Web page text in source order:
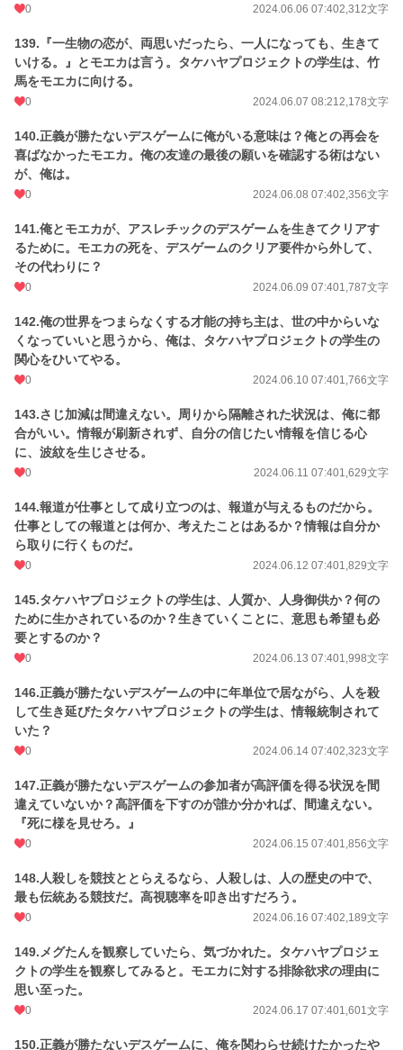
0 2024.06.06 07:402,312文字
139.『一生物の恋が、両思いだったら、一人になっても、生きて
いける。』とモエカは言う。タケハヤプロジェクトの学生は、竹
馬をモエカに向ける。
0 2024.06.07 08:212,178文字
140.正義が勝たないデスゲームに俺がいる意味は？俺との再会を
喜ばなかったモエカ。俺の友達の最後の願いを確認する術はない
が、俺は。
0 2024.06.08 07:402,356文字
141.俺とモエカが、アスレチックのデスゲームを生きてクリアす
るために。モエカの死を、デスゲームのクリア要件から外して、
その代わりに？
0 2024.06.09 07:401,787文字
142.俺の世界をつまらなくする才能の持ち主は、世の中からいな
くなっていいと思うから、俺は、タケハヤプロジェクトの学生の
関心をひいてやる。
0 2024.06.10 07:401,766文字
143.さじ加減は間違えない。周りから隔離された状況は、俺に都
合がいい。情報が刷新されず、自分の信じたい情報を信じる心
に、波紋を生じさせる。
0 2024.06.11 07:401,629文字
144.報道が仕事として成り立つのは、報道が与えるものだから。
仕事としての報道とは何か、考えたことはあるか？情報は自分か
ら取りに行くものだ。
0 2024.06.12 07:401,829文字
145.タケハヤプロジェクトの学生は、人質か、人身御供か？何の
ために生かされているのか？生きていくことに、意思も希望も必
要とするのか？
0 2024.06.13 07:401,998文字
146.正義が勝たないデスゲームの中に年単位で居ながら、人を殺
して生き延びたタケハヤプロジェクトの学生は、情報統制されて
いた？
0 2024.06.14 07:402,323文字
147.正義が勝たないデスゲームの参加者が高評価を得る状況を間
違えていないか？高評価を下すのが誰か分かれば、間違えない。
『死に様を見せろ。』
0 2024.06.15 07:401,856文字
148.人殺しを競技ととらえるなら、人殺しは、人の歴史の中で、
最も伝統ある競技だ。高視聴率を叩き出すだろう。
0 2024.06.16 07:402,189文字
149.メグたんを観察していたら、気づかれた。タケハヤプロジェ
クトの学生を観察してみると。モエカに対する排除欲求の理由に
思い至った。
0 2024.06.17 07:401,601文字
150.正義が勝たないデスゲームに、俺を関わらせ続けたかったや